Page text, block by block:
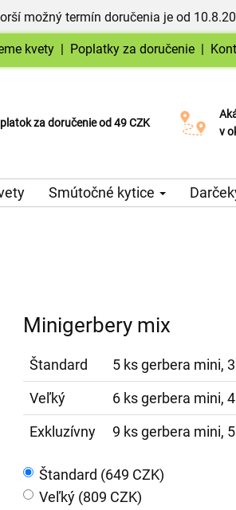
možný termín doručenia je od
kvety | Poplatky za doručenie |
za doručenie od 49 CZK
si dátum doručenia
v
Smútočné kytice
Minigerbery mix
Štandard
5 ks gerbera mini,
Veľký
6 ks gerbera mini,
Exkluzívny
9 ks gerbera mini,
Štandard (649 CZK)
Veľký (809 CZK)